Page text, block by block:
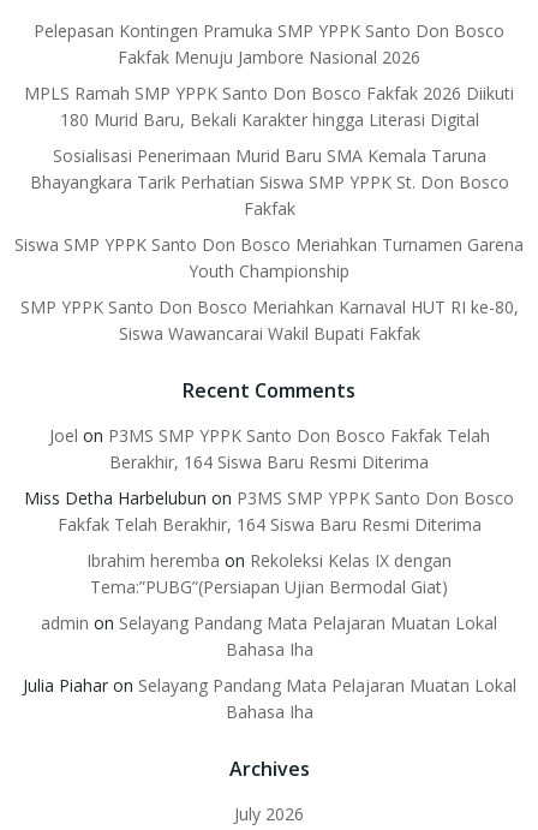
Pelepasan Kontingen Pramuka SMP YPPK Santo Don Bosco
Fakfak Menuju Jambore Nasional 2026
MPLS Ramah SMP YPPK Santo Don Bosco Fakfak 2026 Diikuti
180 Murid Baru, Bekali Karakter hingga Literasi Digital
Sosialisasi Penerimaan Murid Baru SMA Kemala Taruna
Bhayangkara Tarik Perhatian Siswa SMP YPPK St. Don Bosco
Fakfak
Siswa SMP YPPK Santo Don Bosco Meriahkan Turnamen Garena
Youth Championship
SMP YPPK Santo Don Bosco Meriahkan Karnaval HUT RI ke-80,
Siswa Wawancarai Wakil Bupati Fakfak
Recent Comments
Joel on P3MS SMP YPPK Santo Don Bosco Fakfak Telah
Berakhir, 164 Siswa Baru Resmi Diterima
Miss Detha Harbelubun on P3MS SMP YPPK Santo Don Bosco
Fakfak Telah Berakhir, 164 Siswa Baru Resmi Diterima
Ibrahim heremba on Rekoleksi Kelas IX dengan
Tema:”PUBG”(Persiapan Ujian Bermodal Giat)
admin on Selayang Pandang Mata Pelajaran Muatan Lokal
Bahasa Iha
Julia Piaharon Selayang Pandang Mata Pelajaran Muatan Lokal
Bahasa Iha
Archives
July 2026